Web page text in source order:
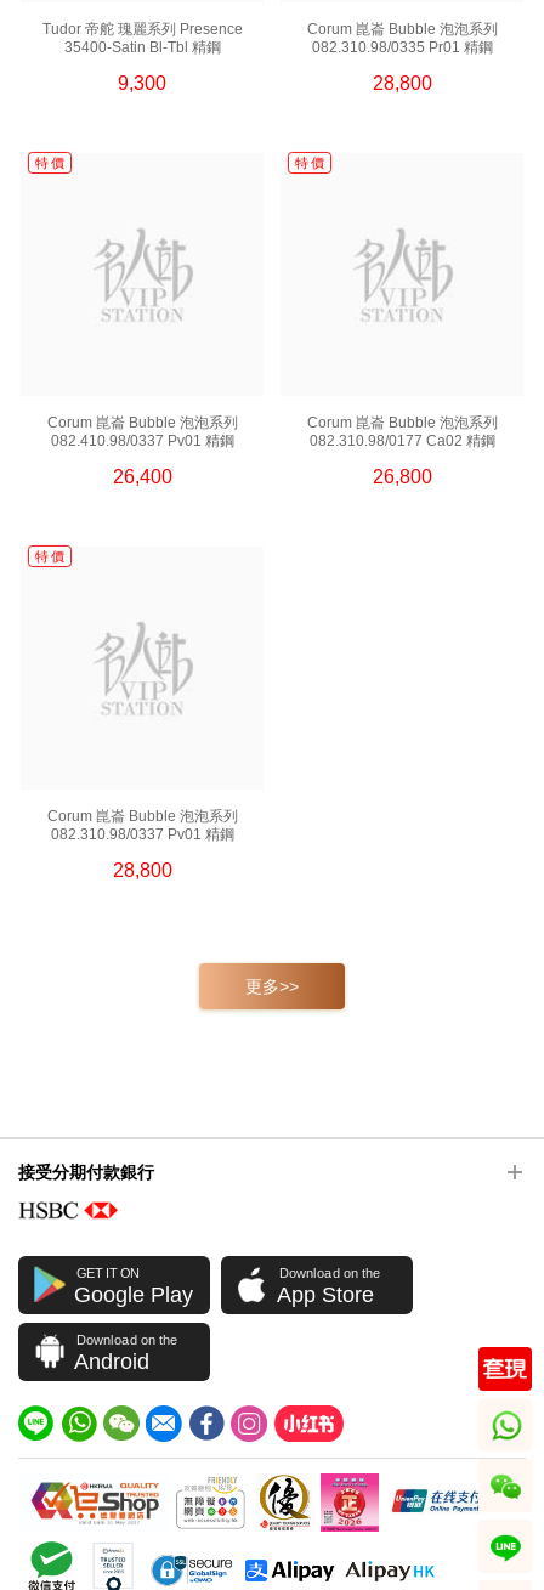
Tudor 帝舵 瑰麗系列 Presence
35400-Satin Bl-Tbl 精鋼
9,300
Corum 崑崙 Bubble 泡泡系列
082.310.98/0335 Pr01 精鋼
28,800
Corum 崑崙 Bubble 泡泡系列
082.410.98/0337 Pv01 精鋼
26,400
特 價
Corum 崑崙 Bubble 泡泡系列
082.310.98/0177 Ca02 精鋼
26,800
特 價
Corum 崑崙 Bubble 泡泡系列
082.310.98/0337 Pv01 精鋼
28,800
特 價
更多>>
接受分期付款銀行
GET IT ON
Google Play
Download on the
App Store
Download on the
Android
whatsapp